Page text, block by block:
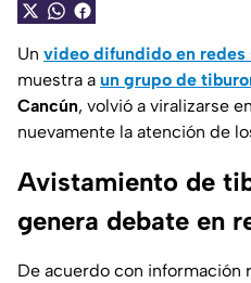
Un video difundido en redes
muestra a un grupo de
Cancún, volvió a viralizarse
nuevamente la atención de
Avistamiento de
genera debate en
De acuerdo con información